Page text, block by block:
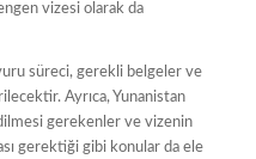
vizesi olarak da
süreci, gerekli belgeler ve
Ayrıca, Yunanistan
gerekenler ve vizenin
gerektiği gibi konular da ele